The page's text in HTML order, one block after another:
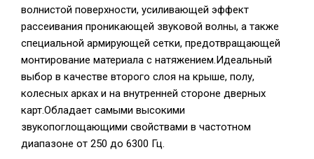
волнистой поверхности, усиливающей эффект
рассеивания проникающей звуковой волны, а также
специальной армирующей сетки, предотвращающей
монтирование материала с натяжением.Идеальный
выбор в качестве второго слоя на крыше, полу,
колесных арках и на внутренней стороне дверных
карт.Обладает самыми высокими
звукопоглощающими свойствами в частотном
диапазоне от 250 до 6300 Гц.